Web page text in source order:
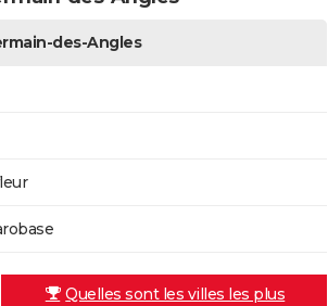
des-Angles
Quelles sont les villes les plus